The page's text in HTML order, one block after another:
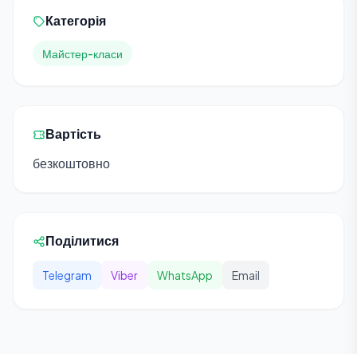
Категорія
Майстер-класи
Вартість
безкоштовно
Поділитися
Telegram Viber WhatsApp Email